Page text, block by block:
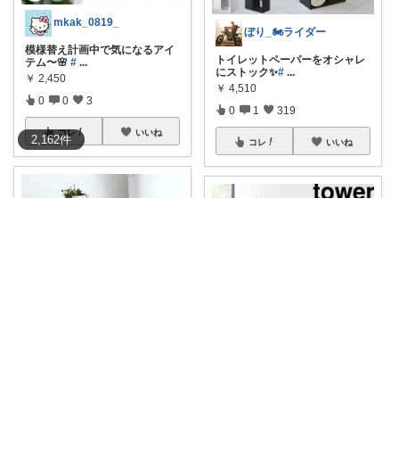
2,162件
mkak_0819_
模様替え計画中で気になるアイ
テム〜🌸 # ...
￥ 2,450
0 0 3
コレ いいね
ぼり_🏍ライダー
トイレットペーパーをオシャレ
にストック✨# ...
￥ 4,510
0 1 319
コレ いいね